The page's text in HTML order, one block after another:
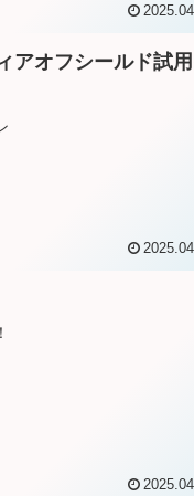
アオフシールド試